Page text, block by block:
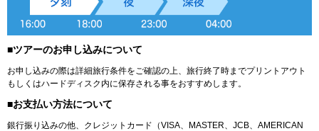
■ツアーのお申し込みについて
お申し込みの際は詳細旅行条件をご確認の上、旅行終了時までプリントアウト
もしくはハードディスク内に保存される事をおすすめします。
■お支払い方法について
銀行振り込みの他、クレジットカード（VISA、MASTER、JCB、AMERICAN